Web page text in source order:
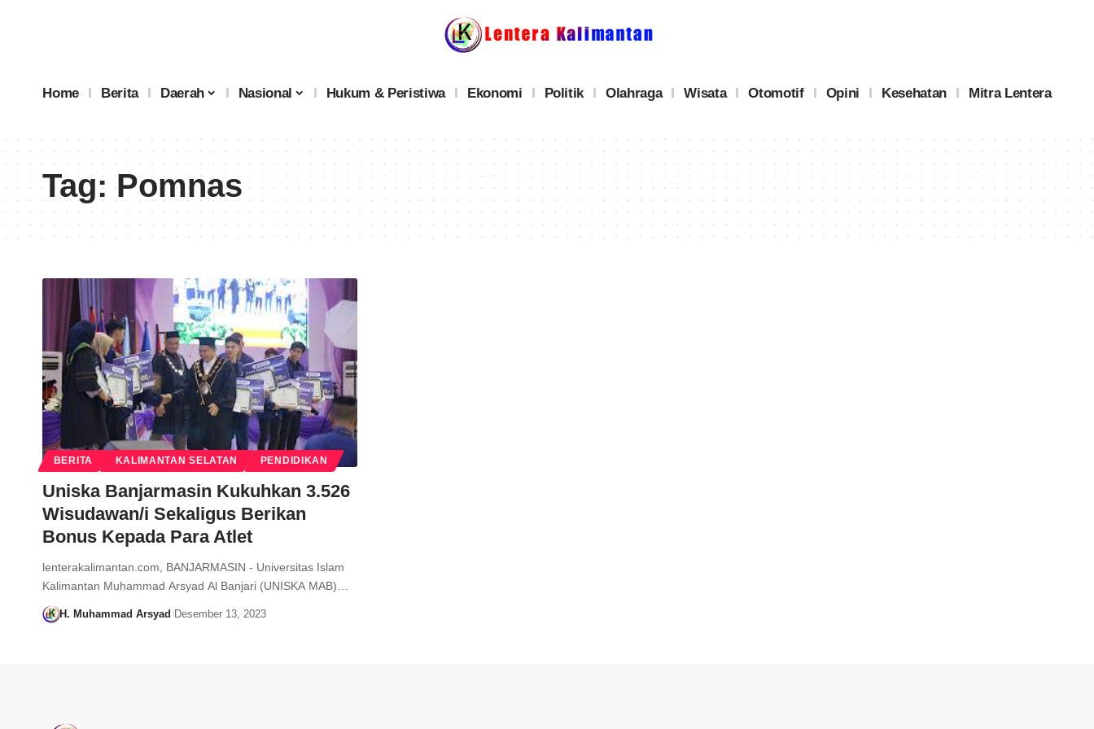
Home Berita Daerah Nasional Hukum & Peristiwa Ekonomi Politik Olahraga Wisata Otomotif Opini Kesehatan Mitra Lentera
Tag:Pomnas
BERITA KALIMANTAN SELATAN PENDIDIKAN
Uniska Banjarmasin Kukuhkan 3.526
Wisudawan/i Sekaligus Berikan
Bonus Kepada Para Atlet
lenterakalimantan.com, BANJARMASIN - Universitas Islam
Kalimantan Muhammad Arsyad Al Banjari (UNISKA MAB)…
H. Muhammad Arsyad Desember 13, 2023